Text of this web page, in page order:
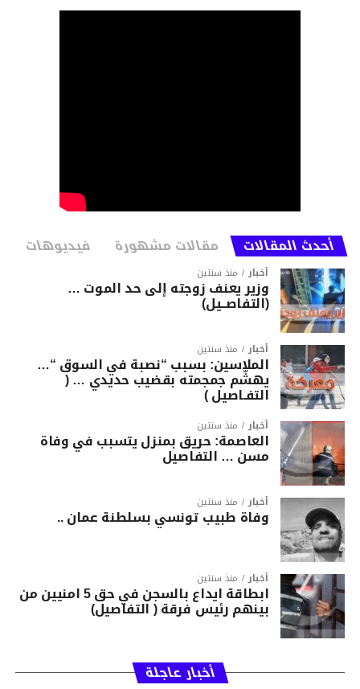
https://youtu.be/zMq27Kvjehk
المصدر: moto1
أحدث المقالات مقالات مشهورة فيديوهات
أخبار منذ سنتين
وزير يعنف زوجته إلى حد الموت …
(التفاصــيل)
أخبار منذ سنتين
الملاسين: بسبب “نصبة في السوق “…
يهشّم جمجمته بقضيب حديدي … (
التفـاصيل )
أخبار منذ سنتين
العاصمة: حريق بمنزل يتسبب في وفاة
مسن … التفاصيل
أخبار منذ سنتين
وفاة طبيب تونسي بسلطنة عمان ..
أخبار منذ سنتين
ابطاقة ايداع بالسجن في حق 5 امنيين من
بينهم رئيس فرقة ( التفاصيل)
أخبار عاجلة